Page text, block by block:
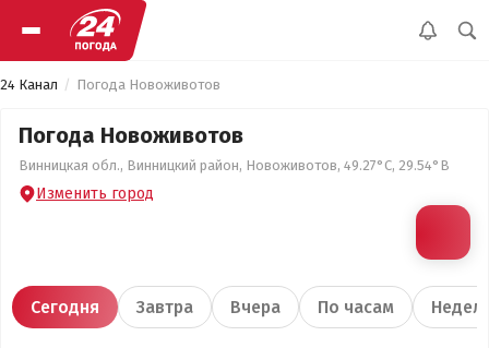
24 Канал Погода Новоживотов
Погода Новоживотов
Винницкая обл., Винницкий район, Новоживотов, 49.27°С, 29.54°В
Изменить город
Сегодня Завтра Вчера По часам